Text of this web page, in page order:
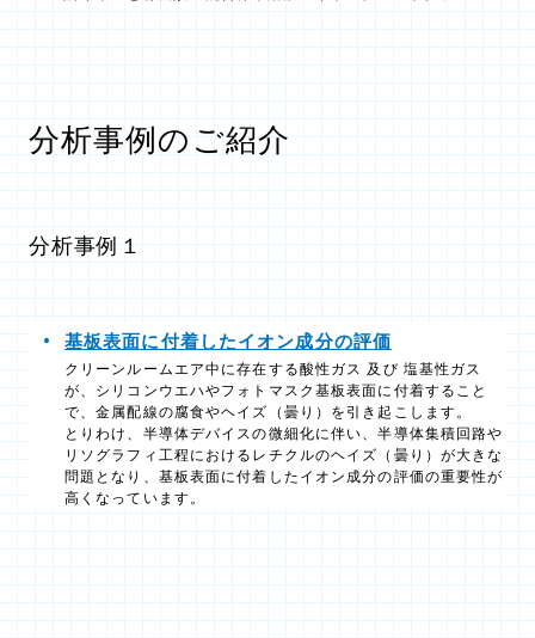
分析事例のご紹介
分析事例１
基板表面に付着したイオン成分の評価
クリーンルームエア中に存在する酸性ガス 及び 塩基性ガス
が、シリコンウエハやフォトマスク基板表面に付着すること
で、金属配線の腐食やヘイズ（曇り）を引き起こします。
とりわけ、半導体デバイスの微細化に伴い、半導体集積回路や
リソグラフィ工程におけるレチクルのヘイズ（曇り）が大きな
問題となり、基板表面に付着したイオン成分の評価の重要性が
高くなっています。